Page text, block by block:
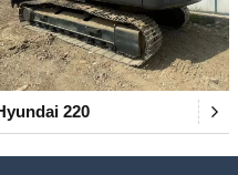
220